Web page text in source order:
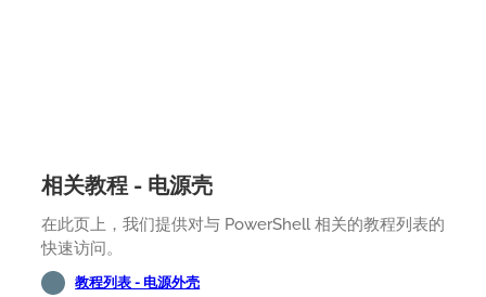
相关教程 - 电源壳
在此页上，我们提供对与 PowerShell 相关的教程列表的
快速访问。
教程列表 - 电源外壳